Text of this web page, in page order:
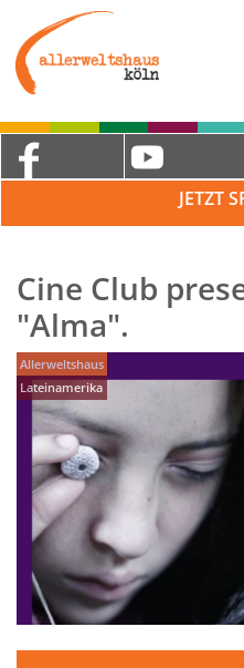
JETZT
Cine Club
"Alma".
Allerweltshaus
Lateinamerika